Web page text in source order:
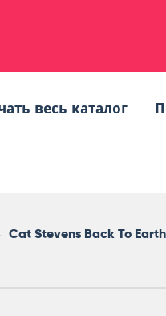
весь каталог
Cat Stevens Back To Earth